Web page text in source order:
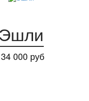
Эшли
34 000 руб